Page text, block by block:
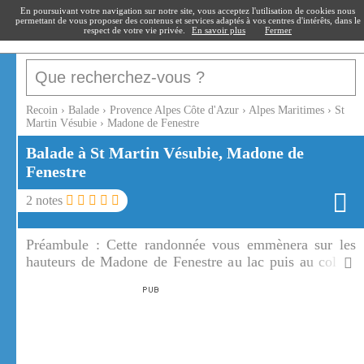
recoin.fr
Recoin › Balade › Provence Alpes Côte d'Azur › Alpes Maritimes › St
Martin Vésubie › Madone de Fenestre
Balade à St Martin Vésubie, Madone de
Fenestre
2 notes
Préambule :Cette randonnée vous emmènera sur les
hauteurs de Madone de Fenestre au lac puis au col de
l'est de Saint Martin Vésubie et conduit à la frontière
En poursuivant votre navigation sur notre site, vous acceptez l'utilisation de cookies nous
permettant de vous proposer des contenus et services adaptés à vos centres d'intérêts, dans le
respect de votre vie privée.
En savoir plus Fermer